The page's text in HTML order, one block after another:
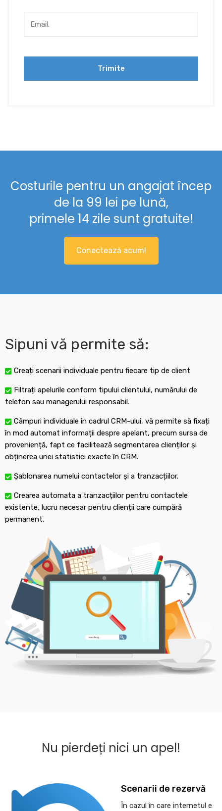
Costurile pentru un angajat încep
de la 99 lei pe lună,
primele 14 zile sunt gratuite!
Conectează acum!
Sipuni vă permite să:
Creați scenarii individuale pentru fiecare tip de client
Filtrați apelurile conform tipului clientului, numărului de
telefon sau managerului responsabil.
Câmpuri individuale în cadrul CRM-ului, vă permite să fixați
în mod automat informații despre apelant, precum sursa de
proveniență, fapt ce facilitează segmentarea clienților și
obținerea unei statistici exacte în CRM.
Șablonarea numelui contactelor și a tranzacțiilor.
Crearea automata a tranzacțiilor pentru contactele
existente, lucru necesar pentru clienții care cumpără
permanent.
Nu pierdeți nici un apel!
Scenarii de rezervă
În cazul în care internetul e